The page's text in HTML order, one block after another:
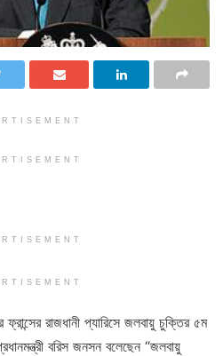
রাজধানী প্যারিসে জলবায়ু চুক্তির ৫ম
বরিস জনসন বলেছেন “জলবায়ু